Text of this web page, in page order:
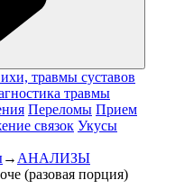
травмы суставов
травмы
Переломы Прием
связок Укусы
→ АНАЛИЗЫ
(разовая порция)